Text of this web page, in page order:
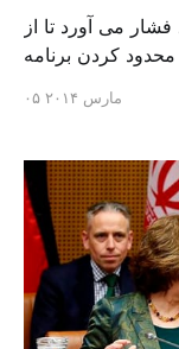
می آورد تا از
محدود کردن برنامه
این کشور خبر
زیادی موشک […]
۰۵ مارس ۲۰۱۴